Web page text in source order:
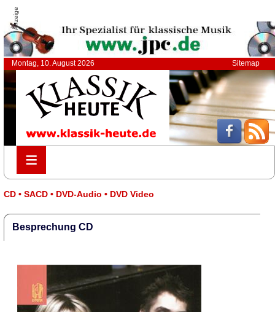
Anzeige
Montag, 10. August 2026 Sitemap
≡
≡
CD • SACD • DVD-Audio • DVD Video
Besprechung CD